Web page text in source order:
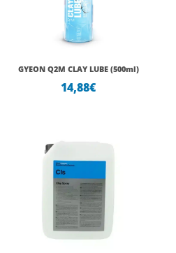
GYEON Q2M CLAY LUBE (500ml)
14,88€